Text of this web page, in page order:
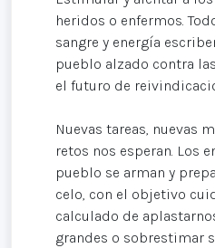
heridos o enfermos.
sangre y energía
pueblo alzado contra
el futuro de
Nuevas tareas, nuevas
retos nos esperan. Los
pueblo se arman y
celo, con el objetivo
calculado de
grandes o sobrestimar